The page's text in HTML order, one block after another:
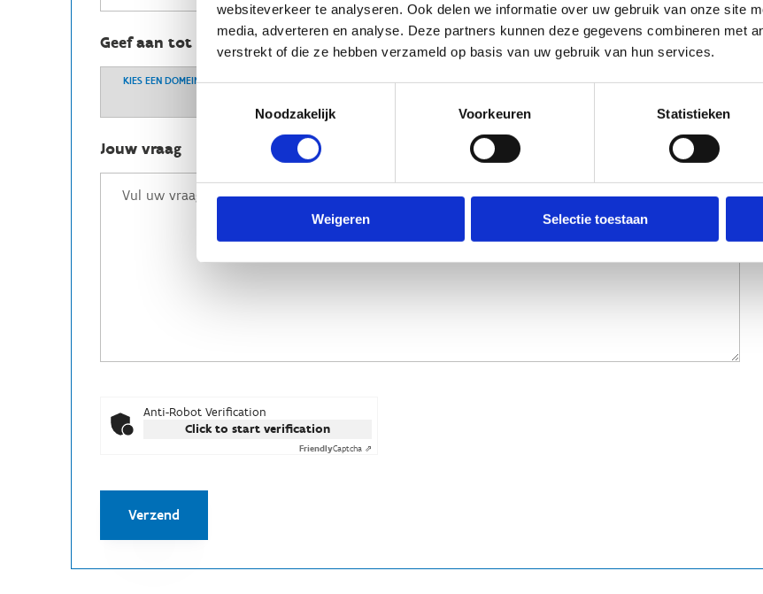
websiteverkeer te analyseren. Ook delen we informatie over uw gebruik van onze site
media, adverteren en analyse. Deze partners kunnen deze gegevens combineren met
verstrekt of die ze hebben verzameld op basis van uw gebruik van hun services.
Noodzakelijk
Voorkeuren Statistieken
Weigeren Selectie toestaan
Geef aan tot welk domein jouw vraag behoort
KIES EEN DOMEIN
Jouw vraag
Anti-Robot Verification
Click to start verification
FriendlyCaptcha ⇗
Verzend